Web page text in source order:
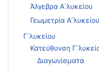
Άλγεβρα Α΄λυκείου
Γεωμετρία Α΄λυκείου
Γ΄λυκείου
Κατεύθυνση
Διαγωνίσματα